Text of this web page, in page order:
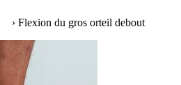
› Flexion du gros orteil debout